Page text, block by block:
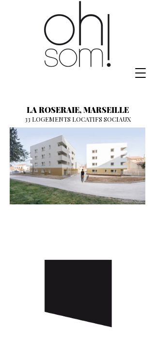
LA ROSERAIE, MARSEILLE
33 LOGEMENTS LOCATIFS SOCIAUX